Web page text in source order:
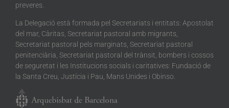
preveres.
La Delegació està formada pel Secretariats i entitats: Apostolat
del mar, Càritas, Secretariat pastoral amb migrants,
Secretariat pastoral pels marginats, Secretariat pastoral
penitenciària, Secretariat pastoral del trànsit, bombers i cossos
de seguretat i les Institucions socials i caritatives: Fundació de
la Santa Creu, Justícia i Pau, Mans Unides i Obinso.